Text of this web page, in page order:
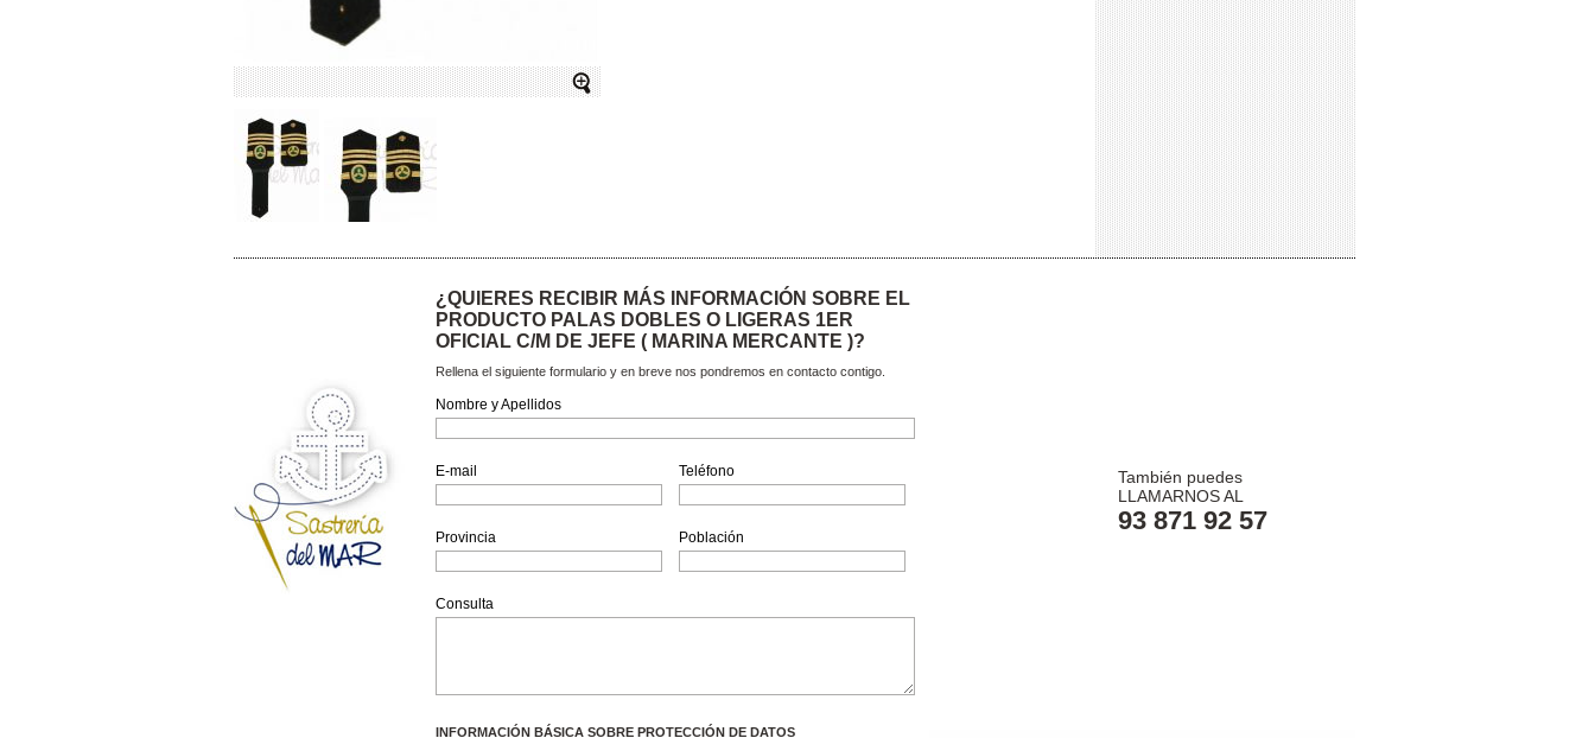
¿QUIERES RECIBIR MÁS INFORMACIÓN SOBRE EL
PRODUCTO PALAS DOBLES O LIGERAS 1ER
OFICIAL C/M DE JEFE ( MARINA MERCANTE )?
Rellena el siguiente formulario y en breve nos pondremos en contacto contigo.
Nombre y Apellidos
E-mail Teléfono
Provincia Población
Consulta
INFORMACIÓN BÁSICA SOBRE PROTECCIÓN DE DATOS
También puedes
LLAMARNOS AL
93 871 92 57